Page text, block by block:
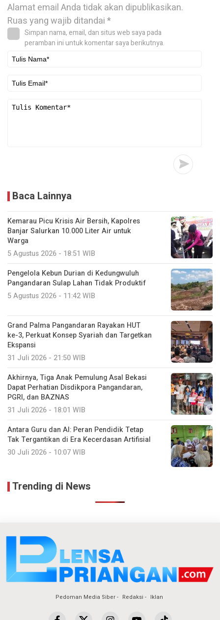
Alamat email Anda tidak akan dipublikasikan.
Ruas yang wajib ditandai*
Simpan nama, email, dan situs web saya pada
peramban ini untuk komentar saya berikutnya.
Baca Lainnya
Kemarau Picu Krisis Air Bersih, Kapolres
Banjar Salurkan 10.000 Liter Air untuk
Warga
5 Agustus 2026 - 18:51 WIB
Pengelola Kebun Durian di Kedungwuluh
Pangandaran Sulap Lahan Tidak Produktif ‎
5 Agustus 2026 - 11:42 WIB
Grand Palma Pangandaran Rayakan HUT
ke-3, Perkuat Konsep Syariah dan Targetkan
Ekspansi
31 Juli 2026 - 21:50 WIB
Akhirnya, Tiga Anak Pemulung Asal Bekasi
Dapat Perhatian Disdikpora Pangandaran,
PGRI, dan BAZNAS
31 Juli 2026 - 18:01 WIB
Antara Guru dan AI: Peran Pendidik Tetap
Tak Tergantikan di Era Kecerdasan Artifisial
30 Juli 2026 - 10:07 WIB
Trending di News
Pedoman Media Siber Redaksi Iklan